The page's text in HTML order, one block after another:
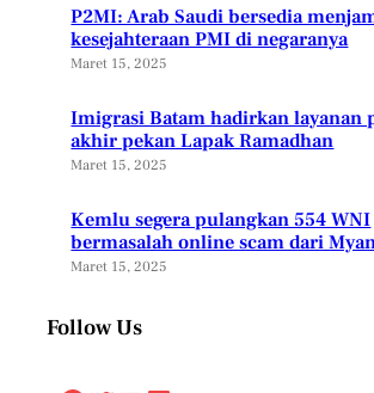
P2MI: Arab Saudi bersedia
kesejahteraan PMI di negaranya
Maret 15, 2025
Imigrasi Batam hadirkan layanan
akhir pekan Lapak Ramadhan
Maret 15, 2025
Kemlu segera pulangkan 554 WNI
bermasalah online scam dari
Maret 15, 2025
Follow Us